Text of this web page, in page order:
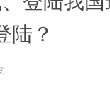
陆？